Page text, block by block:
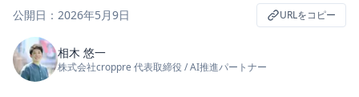
公開日： 2026年5月9日 URLをコピー
相木 悠一
株式会社croppre 代表取締役 / AI推進パートナー